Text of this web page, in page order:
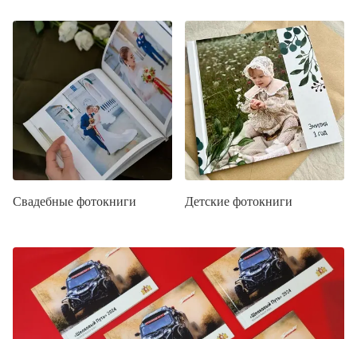
Свадебные фотокниги Детские фотокниги